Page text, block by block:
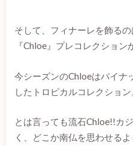
そして、フィナーレを飾る
『Chloe』プレコレクション
今シーズンのChloeはパイナ
したトロピカルコレクション
とは言っても流石Chloe!!カ
く、どこか南仏を思わせる